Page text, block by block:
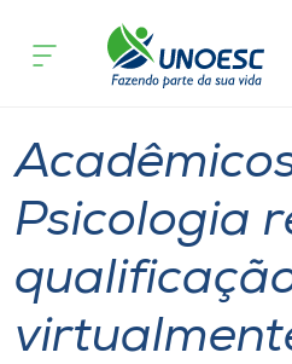
Cursos
Pesquisa
Atendimento ao Estudante
Portal de Ensino
acontece
Psicologia